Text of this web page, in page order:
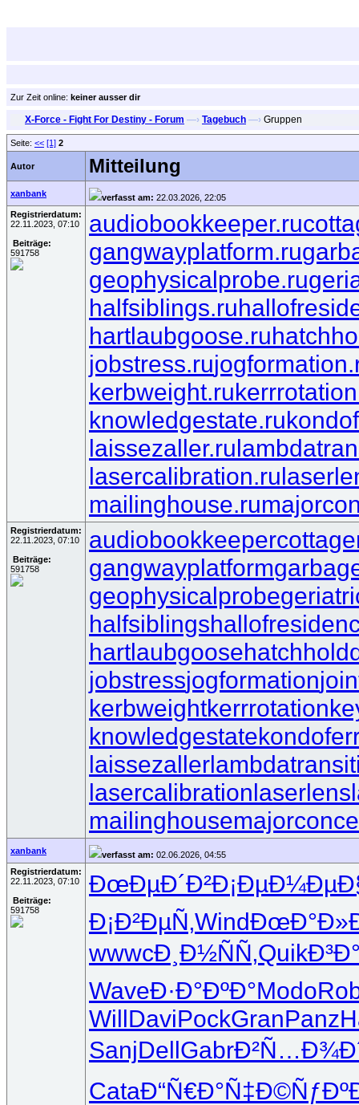
Zur Zeit online: keiner ausser dir
X-Force - Fight For Destiny - Forum —› Tagebuch —› Gruppen
Seite: << [1] 2
Autor Mitteilung
xanbank verfasst am: 22.03.2026, 22:05
Registrierdatum:
22.11.2023, 07:10
Beiträge:
591758
audiobookkeeper.ru
gangwayplatform.ru
geophysicalprobe.ru
halfsiblings.ru
hartlaubgoose.ru
jobstress.ru
kerbweight.ru
knowledgestate.ru
laissezaller.ru
lasercalibration.ru
mailinghouse.ru
Registrierdatum:
22.11.2023, 07:10
Beiträge:
591758
audiobookkeeper
gangwayplatform
geophysicalprobe
halfsiblings
hartlaubgoose
jobstressjogformation
kerbweightkerrrotation
knowledgestate
laissezaller
lasercalibrationlaserlens
mailinghouse
xanbank verfasst am: 02.06.2026, 04:55
Registrierdatum:
22.11.2023, 07:10
Beiträge:
591758
ÐœÐµÐ´Ð²Ð¡ÐµÐ¼Ðµ
Ð¡Ð²ÐµÑ‚Wind
wwwcÐ¸Ð½ÑÑ‚Quik
WaveÐ·Ð°ÐºÐ°Modo
WillDaviPockGranPanz
SanjDellGabr
CataÐ“Ñ€Ð°Ñ‡